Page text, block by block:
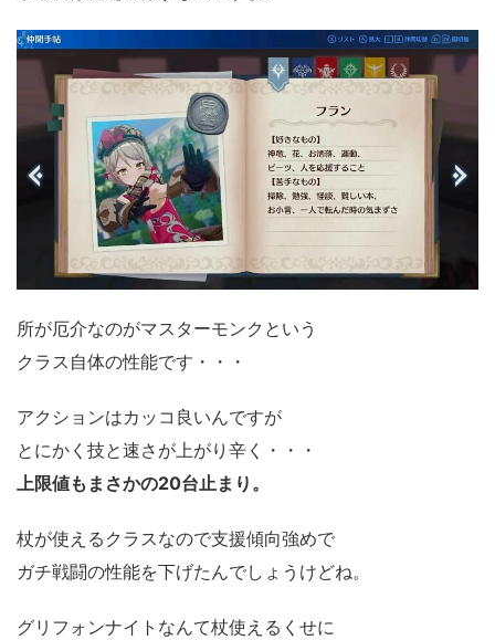
所が厄介なのがマスターモンクという
クラス自体の性能です・・・
アクションはカッコ良いんですが
とにかく技と速さが上がり辛く・・・
上限値もまさかの20台止まり。
杖が使えるクラスなので支援傾向強めで
ガチ戦闘の性能を下げたんでしょうけどね。
グリフォンナイトなんて杖使えるくせに